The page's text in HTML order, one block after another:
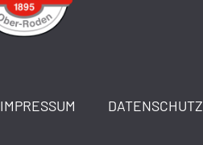
IMPRESSUM DATENSCHUTZ